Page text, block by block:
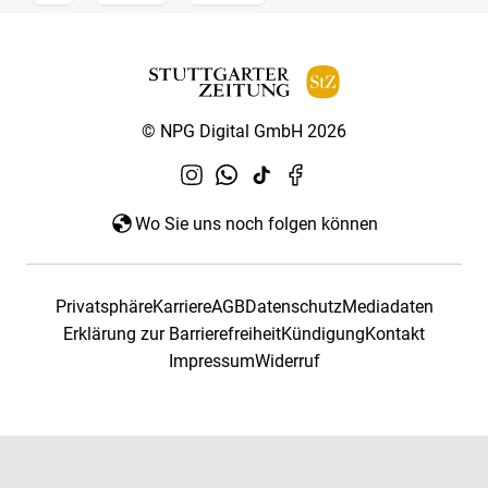
© NPG Digital GmbH 2026
Wo Sie uns noch folgen können
PrivatsphäreKarriereAGBDatenschutzMediadaten
Erklärung zur BarrierefreiheitKündigungKontakt
ImpressumWiderruf